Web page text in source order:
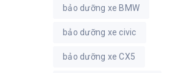
bảo dưỡng xe BMW
bảo dưỡng xe civic
bảo dưỡng xe CX5